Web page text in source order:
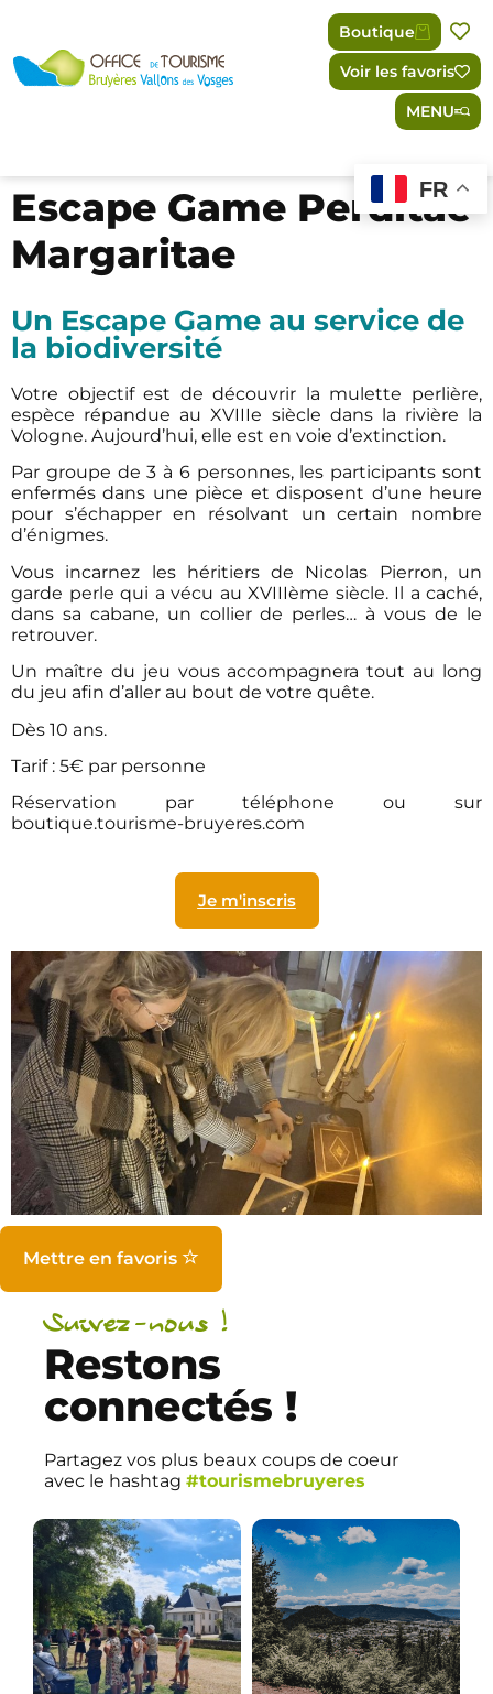
Boutique
Voir les favoris
MENU
FR
Escape Game Perditae
Margaritae
Un Escape Game au service de
la biodiversité
Votre objectif est de découvrir la mulette perlière,
espèce répandue au XVIIIe siècle dans la rivière la
Vologne. Aujourd’hui, elle est en voie d’extinction.
Par groupe de 3 à 6 personnes, les participants sont
enfermés dans une pièce et disposent d’une heure
pour s’échapper en résolvant un certain nombre
d’énigmes.
Vous incarnez les héritiers de Nicolas Pierron, un
garde perle qui a vécu au XVIIIème siècle. Il a caché,
dans sa cabane, un collier de perles… à vous de le
retrouver.
Un maître du jeu vous accompagnera tout au long
du jeu afin d’aller au bout de votre quête.
Dès 10 ans.
Tarif : 5€ par personne
Réservation par téléphone ou sur
boutique.tourisme-bruyeres.com
Je m'inscris
Mettre en favoris
Suivez-nous !
Restons
connectés !
Partagez vos plus beaux coups de coeur
avec le hashtag #tourismebruyeres